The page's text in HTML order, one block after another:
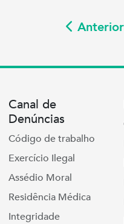
Anterior
Canal de
Denúncias
Código de trabalho
Exercício Ilegal
Assédio Moral
Residência Médica
Integridade